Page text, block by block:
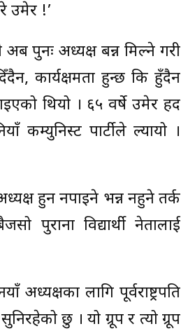
उमेर !’
अब पुनः अध्यक्ष बन्न मिल्ने गरी
कार्यक्षमता हुन्छ कि हुँदैन
थियो । ६५ वर्षे उमेर हद
पार्टीले ल्यायो ।
हुन नपाइने भन्न नहुने तर्क
पुराना विद्यार्थी नेतालाई
लागि पूर्वराष्ट्रपति
छु । यो ग्रूप र त्यो ग्रूप